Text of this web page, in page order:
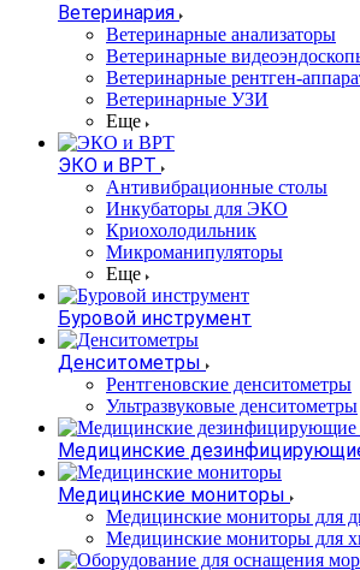
Ветеринария
Ветеринарные анализаторы
Ветеринарные
Ветеринарные рентген-
Ветеринарные УЗИ
Еще
ЭКО и ВРТ
Антивибрационные столы
Инкубаторы для ЭКО
Криохолодильник
Микроманипуляторы
Еще
Буровой инструмент
Денситометры
Рентгеновские денситометры
Ультразвуковые денситометры
Медицинские
Медицинские мониторы
Медицинские мониторы для
Медицинские мониторы для